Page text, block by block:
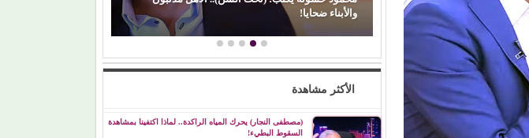
(الفن) والسياسة: عندما تتحول الريشة إلى سلاح
الأكثر مشاهدة
(مصطفى النجار) يحرك المياه الراكدة.. لماذا اكتفينا بمشاهدة
السقوط البطيء!